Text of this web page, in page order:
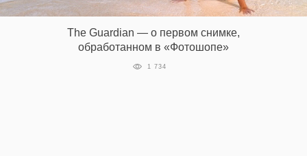
The Guardian — о первом снимке,
обработанном в «Фотошопе»
1 734